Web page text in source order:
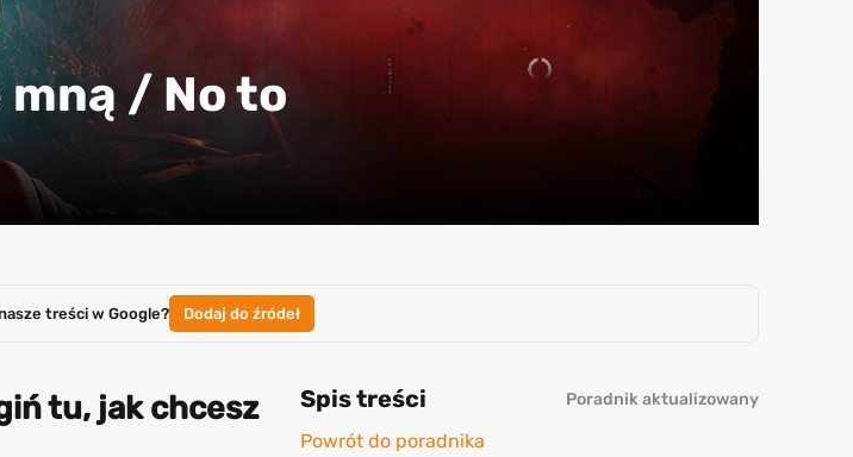
/ No to
treści w Google? Dodaj do źródeł
tu, jak chcesz Spis treści Poradnik aktualizowany
Powrót do poradnika